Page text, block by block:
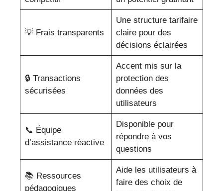
💡 Frais transparents
Une structure tarifaire
claire pour des
décisions éclairées
🔒 Transactions
sécurisées
Accent mis sur la
protection des
données des
utilisateurs
📞 Équipe
d’assistance réactive
Disponible pour
répondre à vos
questions
📚 Ressources
pédagogiques
Aide les utilisateurs à
faire des choix de